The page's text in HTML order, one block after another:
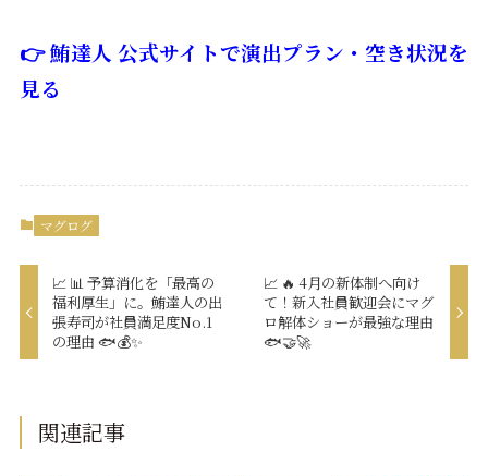
👉 鮪達人 公式サイトで演出プラン・空き状況を
見る
マグログ
📈 📊 予算消化を「最高の
福利厚生」に。鮪達人の出
張寿司が社員満足度No.1
の理由 🐟💰✨
📈 🔥 4月の新体制へ向け
て！新入社員歓迎会にマグ
ロ解体ショーが最強な理由
🐟🤝🚀
関連記事